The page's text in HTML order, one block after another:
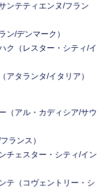
ンテティエンヌ/フラン
ン/デンマーク）
ク（レスター・シティ/イ
アタランタ/イタリア）
（アル・カディシア/サウ
ランス）
チェスター・シティ/イン
テ（コヴェントリー・シ